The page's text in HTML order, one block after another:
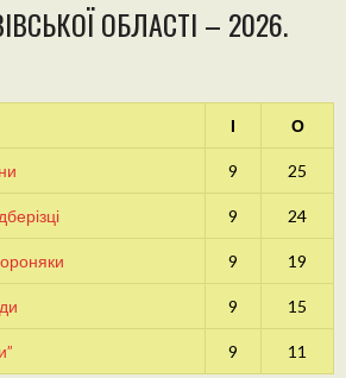
ОБЛАСТІ – 2026.
І О
9 25
9 24
9 19
9 15
9 11